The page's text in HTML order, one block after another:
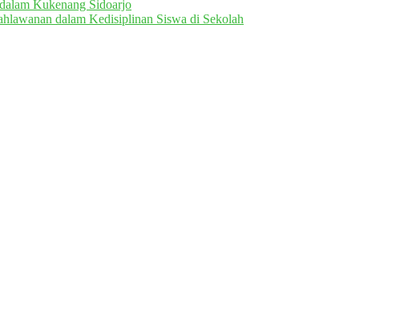
Kukenang Sidoarjo
dalam Kedisiplinan Siswa di Sekolah